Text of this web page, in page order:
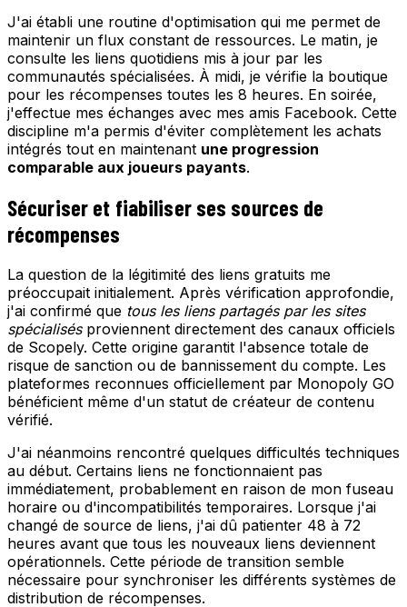
J'ai établi une routine d'optimisation qui me permet de
maintenir un flux constant de ressources. Le matin, je
consulte les liens quotidiens mis à jour par les
communautés spécialisées. À midi, je vérifie la boutique
pour les récompenses toutes les 8 heures. En soirée,
j'effectue mes échanges avec mes amis Facebook. Cette
discipline m'a permis d'éviter complètement les achats
intégrés tout en maintenant une progression
comparable aux joueurs payants.
Sécuriser et fiabiliser ses sources de
récompenses
La question de la légitimité des liens gratuits me
préoccupait initialement. Après vérification approfondie,
j'ai confirmé que tous les liens partagés par les sites
spécialisésproviennent directement des canaux officiels
de Scopely. Cette origine garantit l'absence totale de
risque de sanction ou de bannissement du compte. Les
plateformes reconnues officiellement par Monopoly GO
bénéficient même d'un statut de créateur de contenu
vérifié.
J'ai néanmoins rencontré quelques difficultés techniques
au début. Certains liens ne fonctionnaient pas
immédiatement, probablement en raison de mon fuseau
horaire ou d'incompatibilités temporaires. Lorsque j'ai
changé de source de liens, j'ai dû patienter 48 à 72
heures avant que tous les nouveaux liens deviennent
opérationnels. Cette période de transition semble
nécessaire pour synchroniser les différents systèmes de
distribution de récompenses.